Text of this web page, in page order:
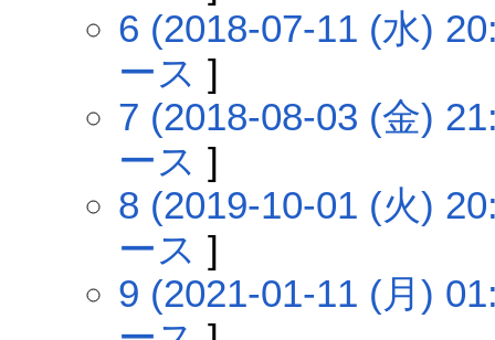
6 (2018-07-11 (水)
ース ]
7 (2018-08-03 (金)
ース ]
8 (2019-10-01 (火)
ース ]
9 (2021-01-11 (月)